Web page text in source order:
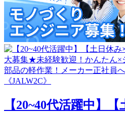
【20~40代活躍中】